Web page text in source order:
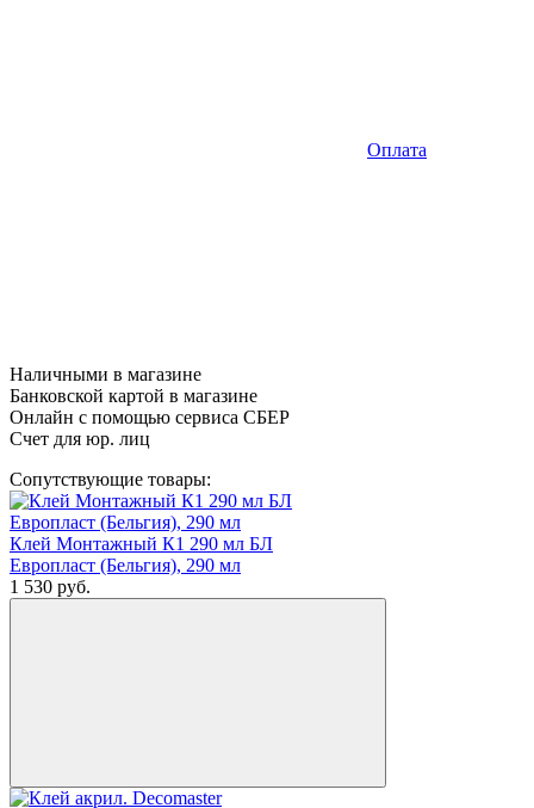
Оплата
Наличными в магазине
Банковской картой в магазине
Онлайн с помощью сервиса СБЕР
Счет для юр. лиц
Сопутствующие товары:
Клей Монтажный К1 290 мл БЛ
Европласт (Бельгия), 290 мл
1 530 руб.